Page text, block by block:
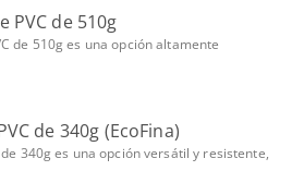
PVC de 510g
de 510g es una opción altamente
de 340g (EcoFina)
340g es una opción versátil y resistente,